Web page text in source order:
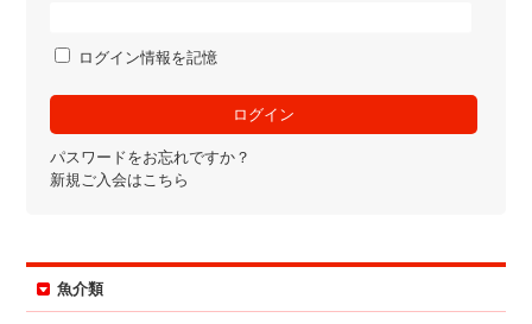
ログイン情報を記憶
パスワードをお忘れですか？
新規ご入会はこちら
魚介類